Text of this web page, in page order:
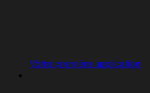
Votre première application